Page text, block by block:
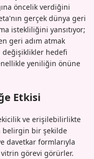
öncelik verdiğini
gerçek dünya geri
istekliliğini yansıtıyor;
geri adım atmak
değişiklikler hedefi
yeniliğin önüne
Etkisi
ve erişilebilirlikte
belirgin bir şekilde
davetkar formlarıyla
görevi görürler.